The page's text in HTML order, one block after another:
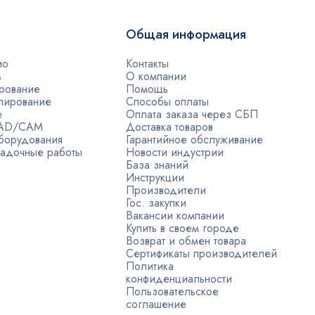
CAM
работы
Общая информация
Контакты
О компании
Помощь
Способы оплаты
Оплата заказа через СБП
Доставка товаров
Гарантийное обслуживание
Новости индустрии
База знаний
Инструкции
Производители
Гос. закупки
Вакансии компании
Купить в своем городе
Возврат и обмен товара
Сертификаты производителей
Политика
конфиденциальности
Пользовательское
соглашение